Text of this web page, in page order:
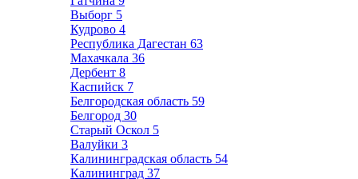
Выборг 5
Кудрово 4
Республика Дагестан 63
Махачкала 36
Дербент 8
Каспийск 7
Белгородская область 59
Белгород 30
Старый Оскол 5
Валуйки 3
Калининградская область 54
Калининград 37